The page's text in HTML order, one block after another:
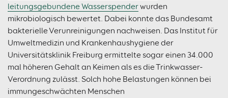
leitungsgebundene Wasserspenderwurden
mikrobiologisch bewertet. Dabei konnte das Bundesamt
bakterielle Verunreinigungen nachweisen. Das Institut für
Umweltmedizin und Krankenhaushygiene der
Universitätsklinik Freiburg ermittelte sogar einen 34.000
mal höheren Gehalt an Keimen als es die Trinkwasser-
Verordnung zulässt. Solch hohe Belastungen können bei
immungeschwächten Menschen